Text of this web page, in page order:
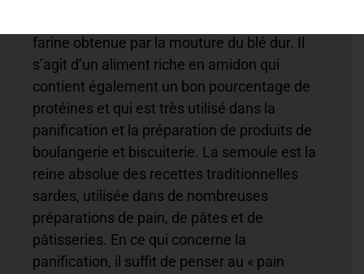
farine obtenue par la mouture du blé dur. Il
s’agit d’un aliment riche en amidon qui
contient également un bon pourcentage de
protéines et qui est très utilisé dans la
panification et la préparation de produits de
boulangerie et biscuiterie. La semoule est la
reine absolue des recettes traditionnelles
sardes, utilisée dans de nombreuses
préparations de pain, de pâtes et de
pâtisseries. En ce qui concerne la
panification, il suffit de penser au « pain